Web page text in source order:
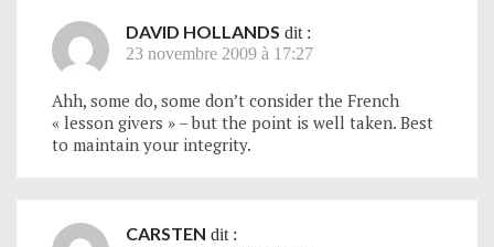
DAVID HOLLANDS dit :
23 novembre 2009 à 17:27
Ahh, some do, some don’t consider the French
« lesson givers » – but the point is well taken. Best
to maintain your integrity.
CARSTEN dit :